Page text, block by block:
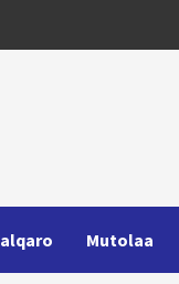
Mutolaa